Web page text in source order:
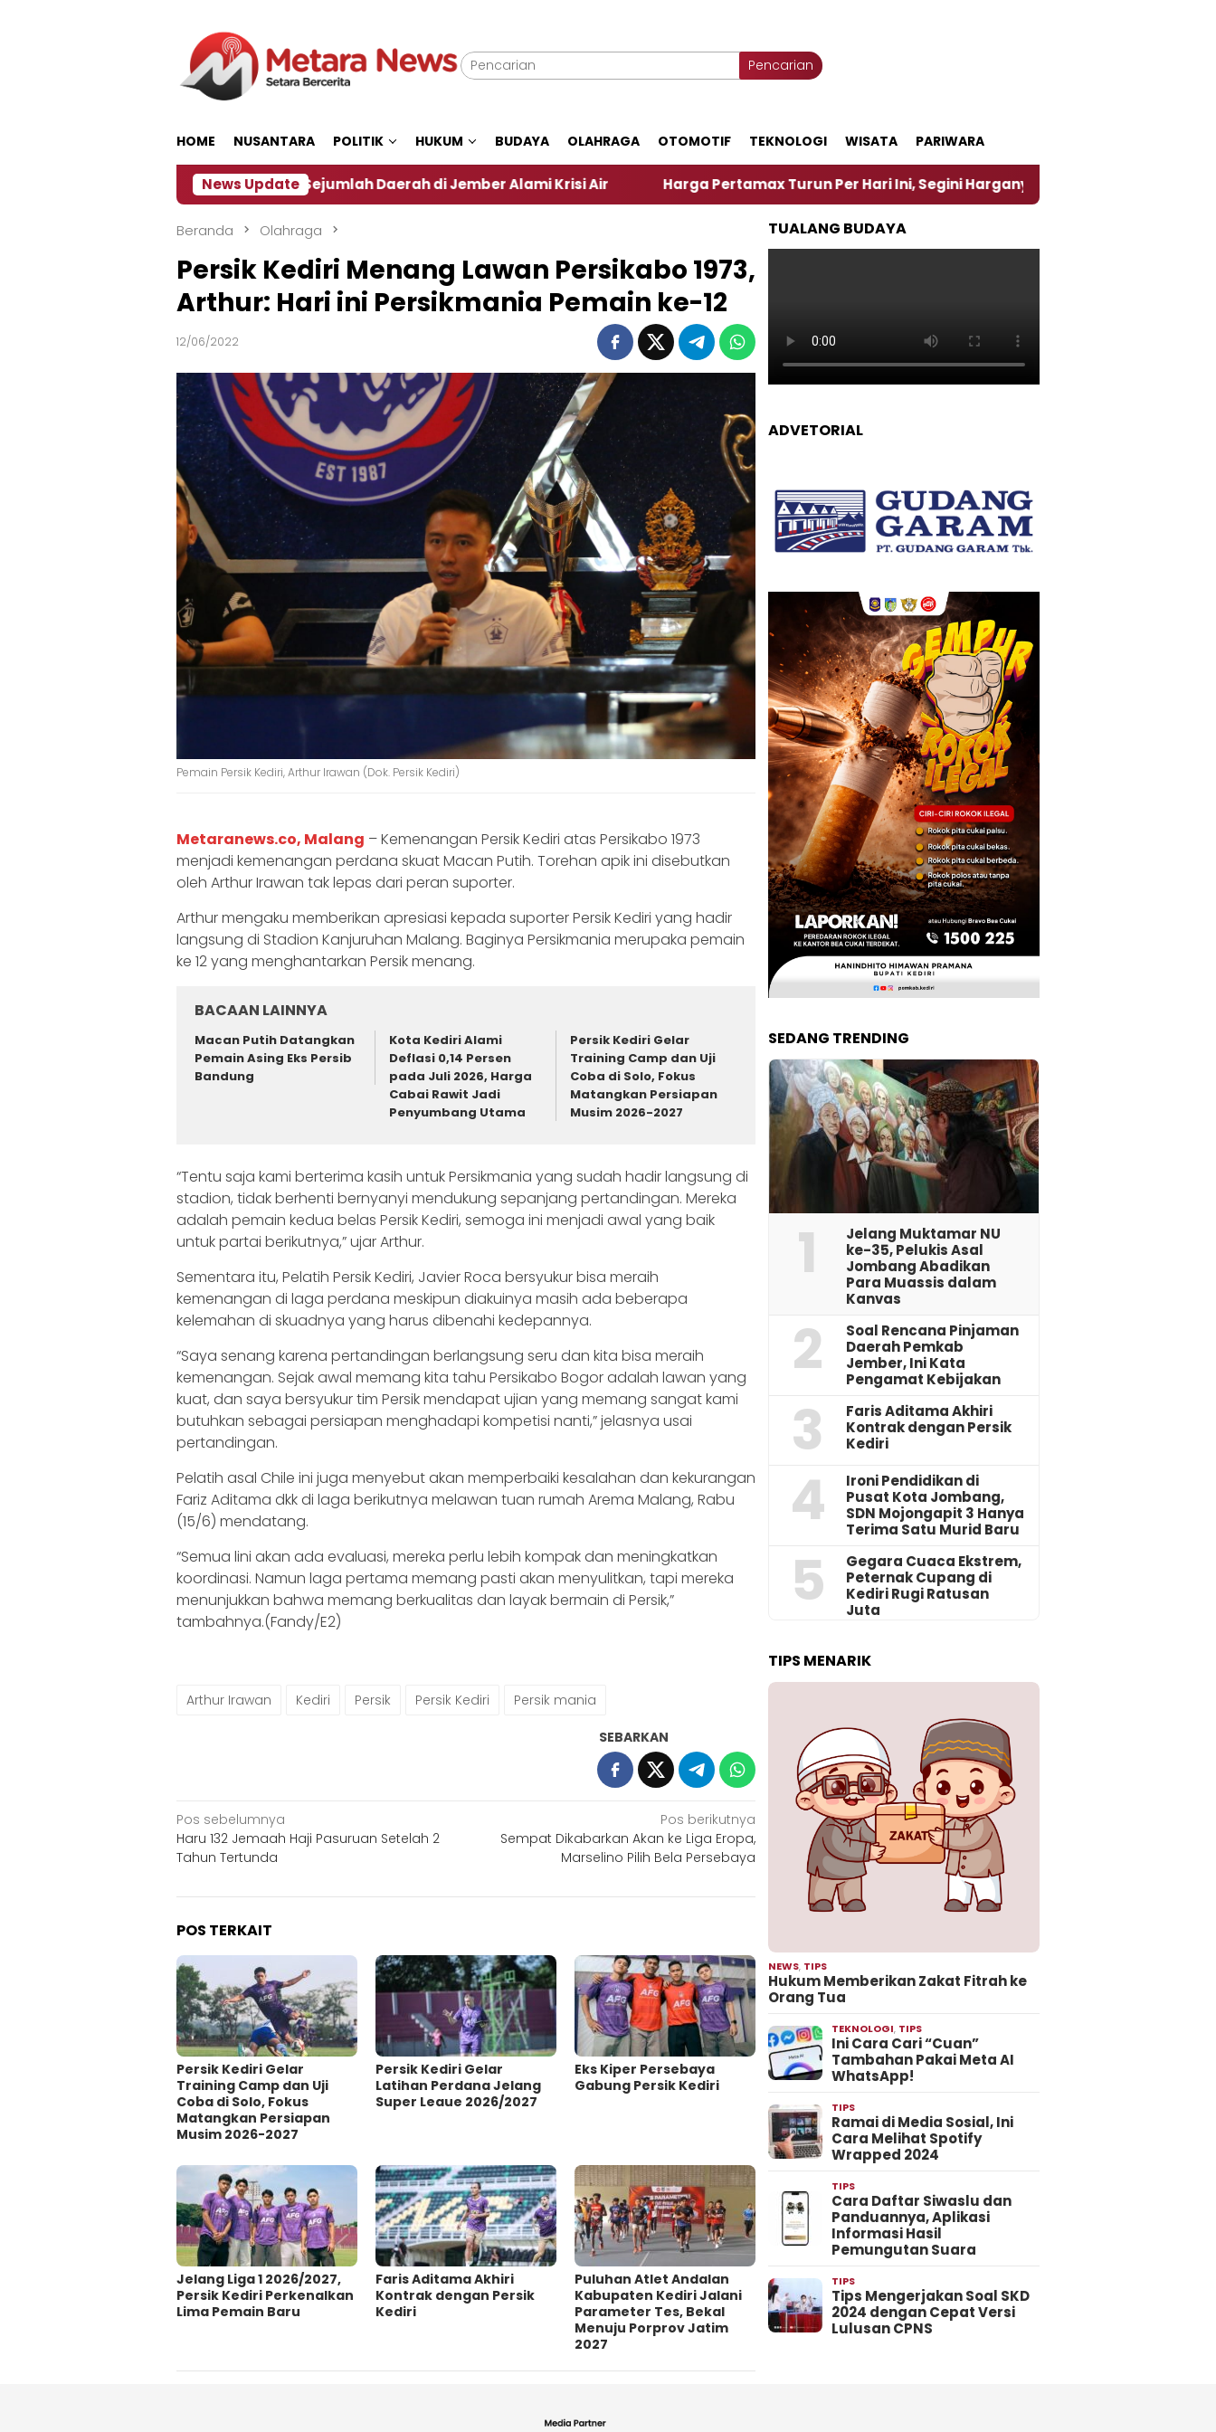
Pencarian
HOME NUSANTARA POLITIK HUKUM BUDAYA OLAHRAGA OTOMOTIF TEKNOLOGI WISATA PARIWARA
News Update
Dampak El Nino, Sejumlah Daerah di Jember Alami Krisi Air Harga Pertamax Turun Per Hari Ini, Segini Harganya ‎Nasirun Maestro Lukis
Beranda Olahraga
Persik Kediri Menang Lawan Persikabo 1973,
Arthur: Hari ini Persikmania Pemain ke-12
12/06/2022
Pemain Persik Kediri, Arthur Irawan (Dok. Persik Kediri)
Metaranews.co, Malang – Kemenangan Persik Kediri atas Persikabo 1973
menjadi kemenangan perdana skuat Macan Putih. Torehan apik ini disebutkan
oleh Arthur Irawan tak lepas dari peran suporter.
Arthur mengaku memberikan apresiasi kepada suporter Persik Kediri yang hadir
langsung di Stadion Kanjuruhan Malang. Baginya Persikmania merupaka pemain
ke 12 yang menghantarkan Persik menang.
BACAAN LAINNYA
Macan Putih Datangkan
Pemain Asing Eks Persib
Bandung
Kota Kediri Alami
Deflasi 0,14 Persen
pada Juli 2026, Harga
Cabai Rawit Jadi
Penyumbang Utama
Persik Kediri Gelar
Training Camp dan Uji
Coba di Solo, Fokus
Matangkan Persiapan
Musim 2026-2027
“Tentu saja kami berterima kasih untuk Persikmania yang sudah hadir langsung di
stadion, tidak berhenti bernyanyi mendukung sepanjang pertandingan. Mereka
adalah pemain kedua belas Persik Kediri, semoga ini menjadi awal yang baik
untuk partai berikutnya,” ujar Arthur.
Sementara itu, Pelatih Persik Kediri, Javier Roca bersyukur bisa meraih
kemenangan di laga perdana meskipun diakuinya masih ada beberapa
kelemahan di skuadnya yang harus dibenahi kedepannya.
“Saya senang karena pertandingan berlangsung seru dan kita bisa meraih
kemenangan. Sejak awal memang kita tahu Persikabo Bogor adalah lawan yang
kuat, dan saya bersyukur tim Persik mendapat ujian yang memang sangat kami
butuhkan sebagai persiapan menghadapi kompetisi nanti,” jelasnya usai
pertandingan.
Pelatih asal Chile ini juga menyebut akan memperbaiki kesalahan dan kekurangan
Fariz Aditama dkk di laga berikutnya melawan tuan rumah Arema Malang, Rabu
(15/6) mendatang.
“Semua lini akan ada evaluasi, mereka perlu lebih kompak dan meningkatkan
koordinasi. Namun laga pertama memang pasti akan menyulitkan, tapi mereka
menunjukkan bahwa memang berkualitas dan layak bermain di Persik,”
tambahnya.(Fandy/E2)
Arthur Irawan Kediri Persik Persik Kediri Persik mania
SEBARKAN
Navigasi
pos
Pos sebelumnya
Haru 132 Jemaah Haji Pasuruan Setelah 2
Tahun Tertunda
Pos berikutnya
Sempat Dikabarkan Akan ke Liga Eropa,
Marselino Pilih Bela Persebaya
POS TERKAIT
Persik Kediri Gelar
Training Camp dan Uji
Coba di Solo, Fokus
Matangkan Persiapan
Musim 2026-2027
Persik Kediri Gelar
Latihan Perdana Jelang
Super Leaue 2026/2027
Eks Kiper Persebaya
Gabung Persik Kediri
Jelang Liga 1 2026/2027,
Persik Kediri Perkenalkan
Lima Pemain Baru
Faris Aditama Akhiri
Kontrak dengan Persik
Kediri
Puluhan Atlet Andalan
Kabupaten Kediri Jalani
Parameter Tes, Bekal
Menuju Porprov Jatim
2027
TUALANG BUDAYA
ADVETORIAL
SEDANG TRENDING
1
Jelang Muktamar NU
ke-35, Pelukis Asal
Jombang Abadikan
Para Muassis dalam
Kanvas
2
‎Soal Rencana Pinjaman
Daerah Pemkab
Jember, Ini Kata
Pengamat Kebijakan ‎
3
Faris Aditama Akhiri
Kontrak dengan Persik
Kediri
4
Ironi Pendidikan di
Pusat Kota Jombang,
SDN Mojongapit 3 Hanya
Terima Satu Murid Baru
5
‎Gegara Cuaca Ekstrem,
Peternak Cupang di
Kediri Rugi Ratusan
Juta
TIPS MENARIK
NEWS, TIPS
Hukum Memberikan Zakat Fitrah ke
Orang Tua
TEKNOLOGI, TIPS
Ini Cara Cari “Cuan”
Tambahan Pakai Meta AI
WhatsApp!
TIPS
Ramai di Media Sosial, Ini
Cara Melihat Spotify
Wrapped 2024
TIPS
Cara Daftar Siwaslu dan
Panduannya, Aplikasi
Informasi Hasil
Pemungutan Suara
TIPS
Tips Mengerjakan Soal SKD
2024 dengan Cepat Versi
Lulusan CPNS